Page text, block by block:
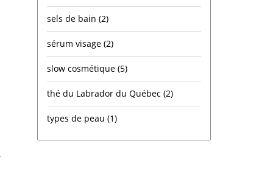
sels de bain (2)
sérum visage (2)
slow cosmétique (5)
thé du Labrador du Québec (2)
types de peau (1)